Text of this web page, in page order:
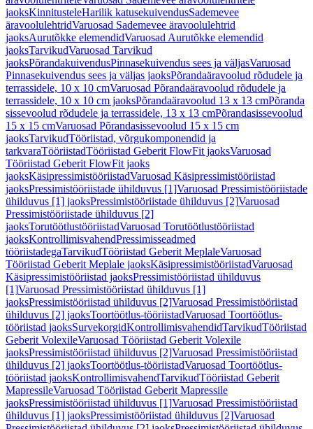
jaoksKinnitusteleHarilik katusekuivendusSademevee
äravoolulehtridVaruosad Sademevee äravoolulehtrid
jaoksAurutõkke elemendidVaruosad Aurutõkke elemendid
jaoksTarvikudVaruosad Tarvikud
jaoksPõrandakuivendusPinnasekuivendus sees ja väljasVaruosad
Pinnasekuivendus sees ja väljas jaoksPõrandaäravoolud rõdudele ja
terrassidele, 10 x 10 cmVaruosad Põrandaäravoolud rõdudele ja
terrassidele, 10 x 10 cm jaoksPõrandaäravoolud 13 x 13 cmPõranda
sissevoolud rõdudele ja terrassidele, 13 x 13 cmPõrandasissevoolud
15 x 15 cmVaruosad Põrandasissevoolud 15 x 15 cm
jaoksTarvikudTööriistad, võrgukomponendid ja
tarkvaraTööriistadTööriistad Geberit FlowFit jaoksVaruosad
Tööriistad Geberit FlowFit jaoks
jaoksKäsipressimistööriistadVaruosad Käsipressimistööriistad
jaoksPressimistööriistade ühilduvus [1]Varuosad Pressimistööriistade
ühilduvus [1] jaoksPressimistööriistade ühilduvus [2]Varuosad
Pressimistööriistade ühilduvus [2]
jaoksTorutöötlustööriistadVaruosad Torutöötlustööriistad
jaoksKontrollimisvahendPressimisseadmed
tööriistadegaTarvikudTööriistad Geberit MeplaleVaruosad
Tööriistad Geberit Meplale jaoksKäsipressimistööriistadVaruosad
Käsipressimistööriistad jaoksPressimistööriistad ühilduvus
[1]Varuosad Pressimistööriistad ühilduvus [1]
jaoksPressimistööriistad ühilduvus [2]Varuosad Pressimistööriistad
ühilduvus [2] jaoksToortöötlus-tööriistadVaruosad Toortöötlus-
tööriistad jaoksSurvekorgidKontrollimisvahendidTarvikudTööriistad
Geberit VolexileVaruosad Tööriistad Geberit Volexile
jaoksPressimistööriistad ühilduvus [2]Varuosad Pressimistööriistad
ühilduvus [2] jaoksToortöötlus-tööriistadVaruosad Toortöötlus-
tööriistad jaoksKontrollimisvahendTarvikudTööriistad Geberit
MapressileVaruosad Tööriistad Geberit Mapressile
jaoksPressimistööriistad ühilduvus [1]Varuosad Pressimistööriistad
ühilduvus [1] jaoksPressimistööriistad ühilduvus [2]Varuosad